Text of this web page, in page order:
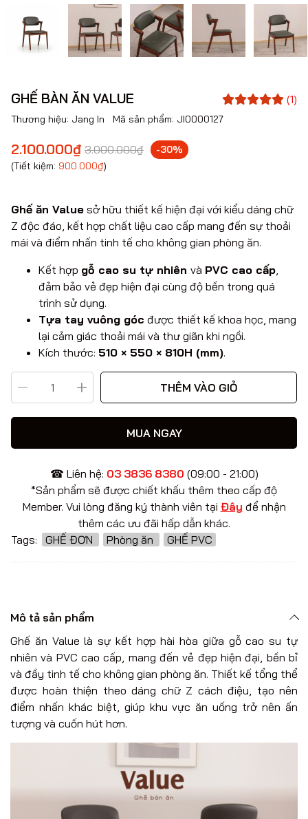
GHẾ BÀN ĂN VALUE (1)
Thương hiệu: Jang In Mã sản phẩm: JI0000127
2.100.000₫ 3.000.000₫
-30%
(Tiết kiệm: 900.000₫)
Ghế ăn Value sở hữu thiết kế hiện đại với kiểu dáng chữ
Z độc đáo, kết hợp chất liệu cao cấp mang đến sự thoải
mái và điểm nhấn tinh tế cho không gian phòng ăn.
Kết hợp gỗ cao su tự nhiên và PVC cao cấp
đảm bảo vẻ đẹp hiện đại cùng độ bền trong quá
trình sử dụng.
Tựa tay vuông góc được thiết kế khoa học, mang
lại cảm giác thoải mái và thư giãn khi ngồi.
Kích thước: 510 × 550 × 810H (mm).
THÊM VÀO GIỎ
MUA NGAY
☎ Liên hệ: 03 3836 8380 (09:00 - 21:00)
*Sản phẩm sẽ được chiết khấu thêm theo cấp độ
Member. Vui lòng đăng ký thành viên tại Đây để nhận
thêm các ưu đãi hấp dẫn khác.
Tags:
GHẾ ĐƠN Phòng ăn GHẾ PVC
Mô tả sản phẩm
Ghế ăn Value là sự kết hợp hài hòa giữa gỗ cao su tự
nhiên và PVC cao cấp, mang đến vẻ đẹp hiện đại, bền bỉ
và đầy tinh tế cho không gian phòng ăn. Thiết kế tổng thể
được hoàn thiện theo dáng chữ Z cách điệu, tạo nên
điểm nhấn khác biệt, giúp khu vực ăn uống trở nên ấn
tượng và cuốn hút hơn.